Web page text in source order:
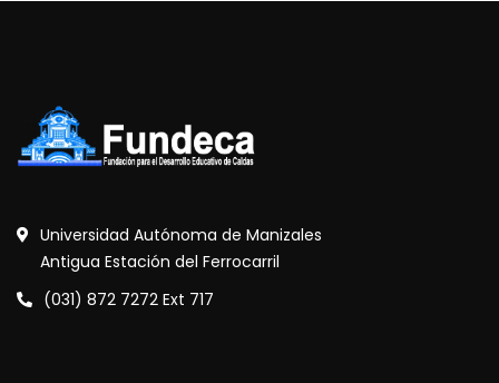
Universidad Autónoma de Manizales
Antigua Estación del Ferrocarril
(031) 872 7272 Ext 717